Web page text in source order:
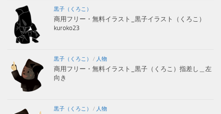
黒子（くろこ）
商用フリー・無料イラスト_黒子イラスト（くろこ）
kuroko23
黒子（くろこ） / 人物
商用フリー・無料イラスト_黒子（くろこ）指差し＿左
向き
黒子（くろこ） / 人物